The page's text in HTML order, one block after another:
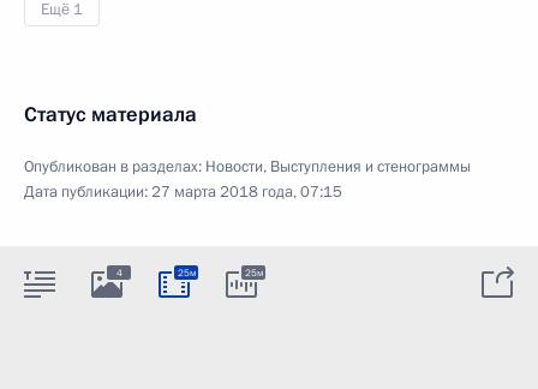
Ещё 1
Статус материала
Опубликован в разделах: Новости, Выступления и стенограммы
Дата публикации:27 марта 2018 года, 07:15
4 25м 25м